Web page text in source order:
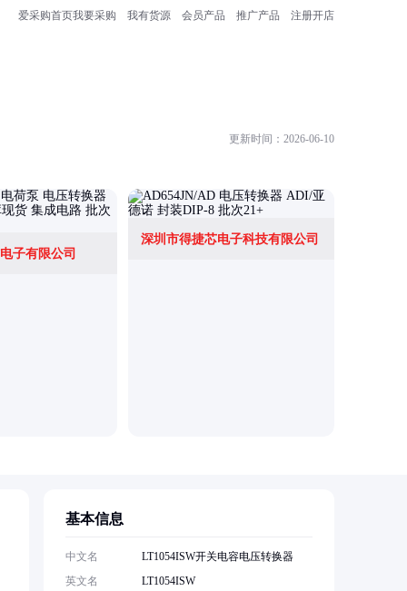
爱采购首页我要采购 我有货源 会员产品 推广产品 注册开店
更新时间：2026-06-10
子有限公司
深圳市得捷芯电子科技有限公司
基本信息
中文名
LT1054ISW开关电容电压转换器
英文名
LT1054ISW